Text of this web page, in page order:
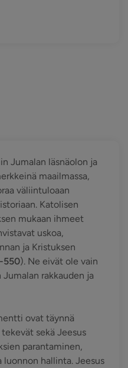
Jumalan läsnäolon ja
maailmassa,
väliintuloaan
Katolisen
mukaan ihmeet
uskoa,
ja Kristuksen
550). Ne eivät ole vain
rakkauden ja
ovat täynnä
sekä Jeesus
parantaminen,
luonnon hallinta. Jeesus